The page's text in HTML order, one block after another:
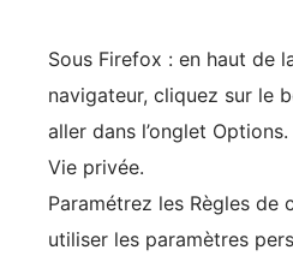
Sous Firefox : en haut de
navigateur, cliquez sur le
aller dans l’onglet
Vie privée.
Paramétrez les Règles de
utiliser les paramètres